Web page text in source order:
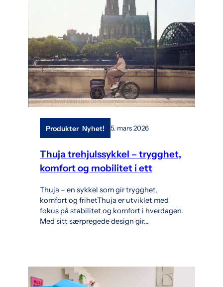
Produkter, Nyhet! 5. mars 2026
Thuja trehjulssykkel – trygghet,
komfort og mobilitet i ett
Thuja – en sykkel som gir trygghet,
komfort og frihetThuja er utviklet med
fokus på stabilitet og komfort i hverdagen.
Med sitt særpregede design gir…